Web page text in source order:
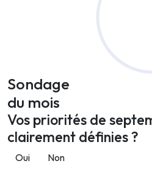
Sondage
du mois
Vos priorités de
clairement définies ?
Oui
Non